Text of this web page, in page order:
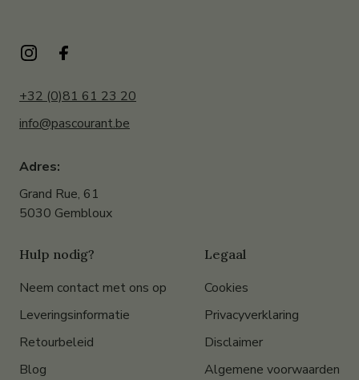
+32 (0)81 61 23 20
info@pascourant.be
Adres:
Grand Rue, 61
5030 Gembloux
Hulp nodig?
Neem contact met ons op
Leveringsinformatie
Retourbeleid
Blog
Legaal
Cookies
Privacyverklaring
Disclaimer
Algemene voorwaarden